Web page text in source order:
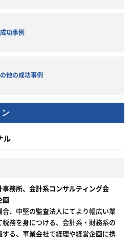
功事例
他の成功事例
ン
ル
務所、会計系コンサルティング会
画
、中堅の監査法人にてより幅広い業
務を身につける、会計系・財務系の
る、事業会社で経理や経営企画に携